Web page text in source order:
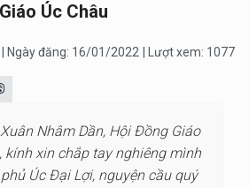
Úc Châu
| Ngày đăng: 16/01/2022 | Lượt xem: 1077
Nhâm Dần, Hội Đồng Giáo
kính xin chắp tay nghiêng mình
Úc Đại Lợi, nguyện cầu quý